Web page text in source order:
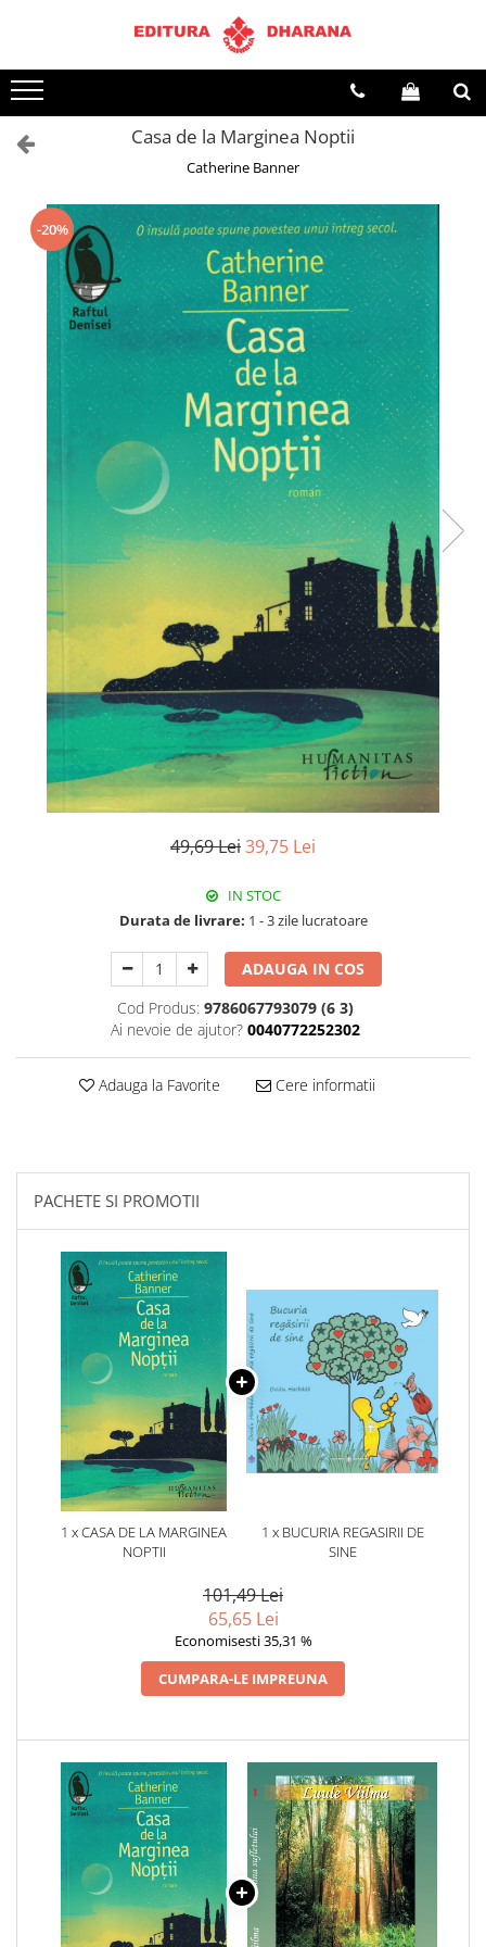
Terapii
Dietoterapie
Casa de la Marginea Noptii
Catherine Banner
-20%
49,69 Lei39,75 Lei
IN STOC
Durata de livrare: 1 - 3 zile lucratoare
ADAUGA IN COS
Cod Produs: 9786067793079 (6 3)
Ai nevoie de ajutor? 0040772252302
Adauga la Favorite Cere informatii
PACHETE SI PROMOTII
1 x CASA DE LA MARGINEA
NOPTII
1 x BUCURIA REGASIRII DE
SINE
101,49 Lei
65,65 Lei
Economisesti 35,31 %
CUMPARA-LE IMPREUNA